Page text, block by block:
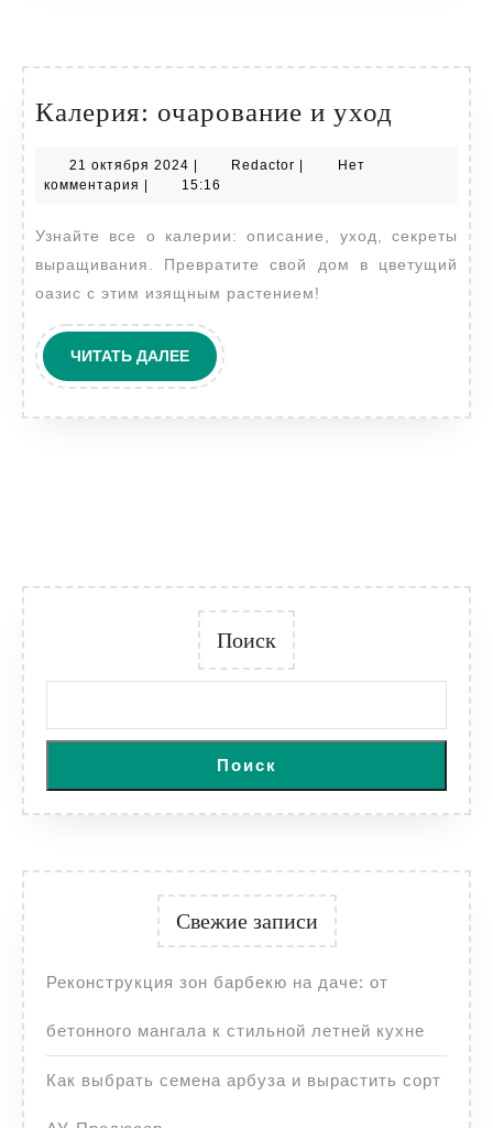
Калерия: очарование и уход
21 октября 2024 21
октября
Redactor Redactor
Нет
комментария
15:16
Узнайте все о калерии: описание, уход, секреты
выращивания. Превратите свой дом в цветущий
оазис с этим изящным растением!
ЧИТАТЬ ДАЛЕЕЧИТАТЬ
ДАЛЕЕ
Поиск
Поиск
Свежие записи
Реконструкция зон барбекю на даче: от
бетонного мангала к стильной летней кухне
Как выбрать семена арбуза и вырастить сорт